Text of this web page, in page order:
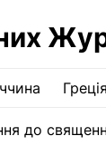
Греція
до